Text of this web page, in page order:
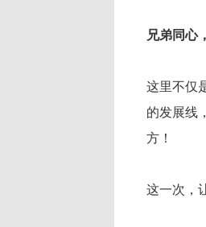
兄弟同心
这里不仅
的发展线
方！
这一次，